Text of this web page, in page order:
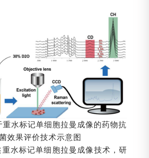
重水标记单细胞拉曼成像的药物抗
效果评价技术示意图
重水标记单细胞拉曼成像技术，研